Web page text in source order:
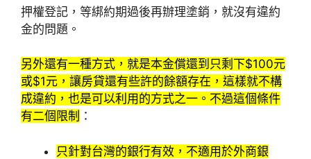
押權登記，等綁約期過後再辦理塗銷，就沒有違約
金的問題。
另外還有一種方式，就是本金償還到只剩下$100元
或$1元，讓房貸還有些許的餘額存在，這樣就不構
成違約，也是可以利用的方式之一。不過這個條件
有二個限制 ：
只針對台灣的銀行有效，不適用於外商銀